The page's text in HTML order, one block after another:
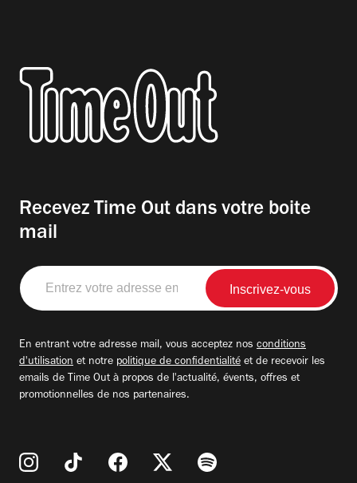
Recevez Time Out dans votre boite
mail
Entrez
votre
adresse
En entrant votre adresse mail, vous acceptez nos conditions
d'utilisation et notre politique de confidentialité et de recevoir les
emails de Time Out à propos de l'actualité, évents, offres et
promotionnelles de nos partenaires.